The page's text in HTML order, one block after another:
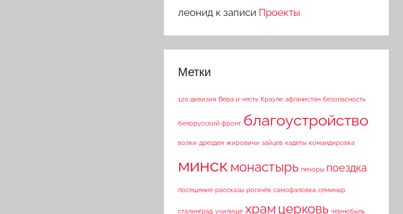
леонид к записи Проекты
Метки
120 дивизия Вера и честь Крауле афганистан безопасность
белорусский фронт благоустройство
волки дрезден жировичи зайцев кадеты командировка
минск монастырь печоры поездка
посещение рассказы рогачёв самофаловка семинар
сталинград училище храм церковь чернобыль